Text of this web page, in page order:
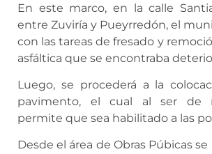
En este marco, en la calle
entre Zuviría y Pueyrredón, el
con las tareas de fresado y
asfáltica que se encontraba
Luego, se procederá a la
pavimento, el cual al ser de
permite que sea habilitado a las
Desde el área de Obras Púbicas